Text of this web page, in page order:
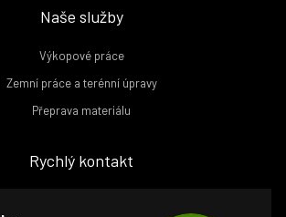
Naše služby
Výkopové práce
Zemní práce a terénní úpravy
Přeprava materiálu
Rychlý kontakt